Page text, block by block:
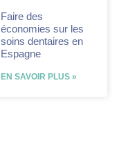
Faire des
économies sur les
soins dentaires en
Espagne
EN SAVOIR PLUS »